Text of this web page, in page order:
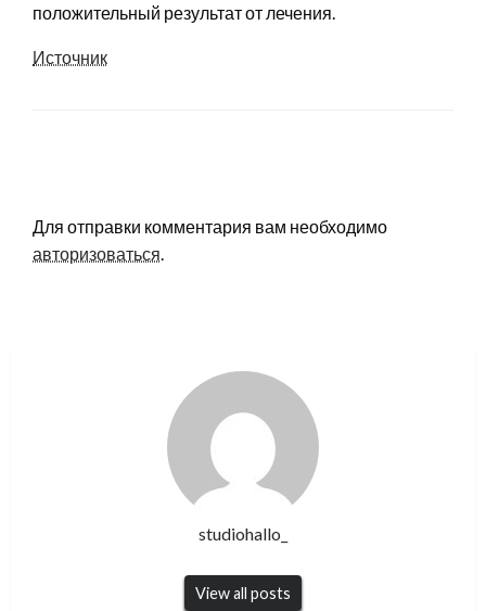
положительный результат от лечения.
Источник
Для отправки комментария вам необходимо
авторизоваться.
studiohallo_
View all posts